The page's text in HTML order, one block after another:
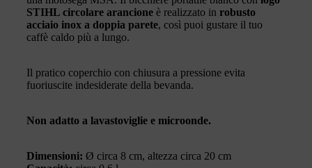
STIHL circolare arancione è realizzato in robusto
acciaio inox a doppia parete, così puoi gustare il tuo
caffè caldo più a lungo.
Il pratico coperchio con chiusura a pressione evita
fuoriuscite indesiderate della bevanda.
Non adatto a lavastoviglie e microonde.
Dimensioni: Ø circa 8 cm, altezza circa 20 cm